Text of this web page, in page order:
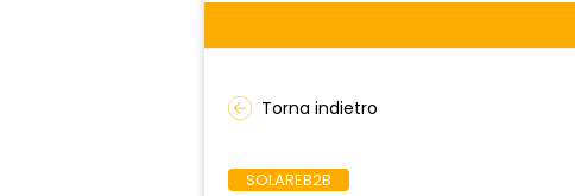
Torna indietro
SOLAREB2B